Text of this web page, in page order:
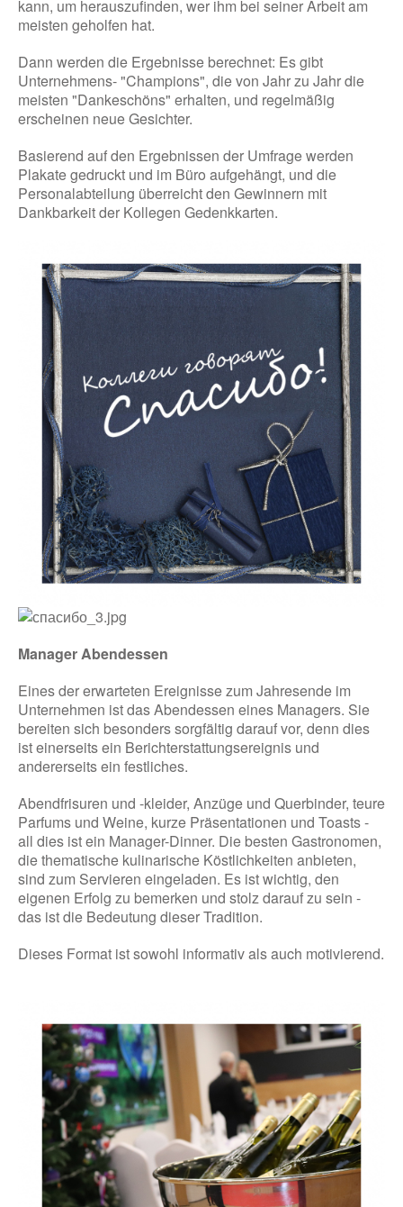
kann, um herauszufinden, wer ihm bei seiner Arbeit am
meisten geholfen hat.
Dann werden die Ergebnisse berechnet: Es gibt
Unternehmens- "Champions", die von Jahr zu Jahr die
meisten "Dankeschöns" erhalten, und regelmäßig
erscheinen neue Gesichter.
Basierend auf den Ergebnissen der Umfrage werden
Plakate gedruckt und im Büro aufgehängt, und die
Personalabteilung überreicht den Gewinnern mit
Dankbarkeit der Kollegen Gedenkkarten.
Manager Abendessen
Eines der erwarteten Ereignisse zum Jahresende im
Unternehmen ist das Abendessen eines Managers. Sie
bereiten sich besonders sorgfältig darauf vor, denn dies
ist einerseits ein Berichterstattungsereignis und
andererseits ein festliches.
Abendfrisuren und -kleider, Anzüge und Querbinder, teure
Parfums und Weine, kurze Präsentationen und Toasts -
all dies ist ein Manager-Dinner. Die besten Gastronomen,
die thematische kulinarische Köstlichkeiten anbieten,
sind zum Servieren eingeladen. Es ist wichtig, den
eigenen Erfolg zu bemerken und stolz darauf zu sein -
das ist die Bedeutung dieser Tradition.
Dieses Format ist sowohl informativ als auch motivierend.